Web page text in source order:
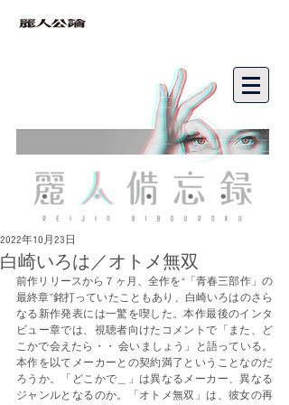
白崎いろは／オトメ無双
2022年10月23日
前作リリースから７ヶ月、全作を“「青春三部作」の
最終章”銘打っていたこともあり、白崎いろはのさら
なる新作発表には一驚を喫した。本作最後のインタ
ビュー章では、視聴者向けたコメントで「また、ど
こかで会えたら・・ 会いましょう」と語っている。
本作を以てメーカーとの契約満了ということなのだ
ろうか。「どこかで＿」は異なるメーカー、異なる
ジャンルとなるのか。「オトメ無双」は、彼女の再